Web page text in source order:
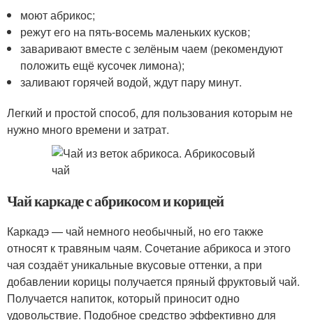
моют абрикос;
режут его на пять-восемь маленьких кусков;
заваривают вместе с зелёным чаем (рекомендуют
положить ещё кусочек лимона);
заливают горячей водой, ждут пару минут.
Легкий и простой способ, для пользования которым не
нужно много времени и затрат.
Чай каркаде с абрикосом и корицей
Каркадэ — чай немного необычный, но его также
относят к травяным чаям. Сочетание абрикоса и этого
чая создаёт уникальные вкусовые оттенки, а при
добавлении корицы получается пряный фруктовый чай.
Получается напиток, который приносит одно
удовольствие. Подобное средство эффективно для